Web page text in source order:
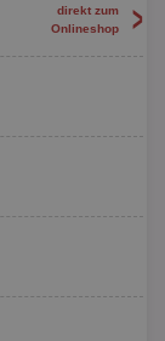
direkt zum
Onlineshop
>